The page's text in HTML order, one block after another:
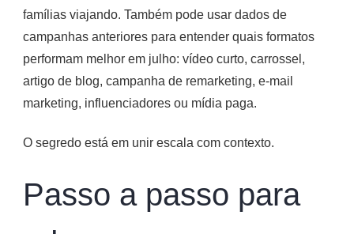
famílias viajando. Também pode usar dados de
campanhas anteriores para entender quais formatos
performam melhor em julho: vídeo curto, carrossel,
artigo de blog, campanha de remarketing, e-mail
marketing, influenciadores ou mídia paga.
O segredo está em unir escala com contexto.
Passo a passo para